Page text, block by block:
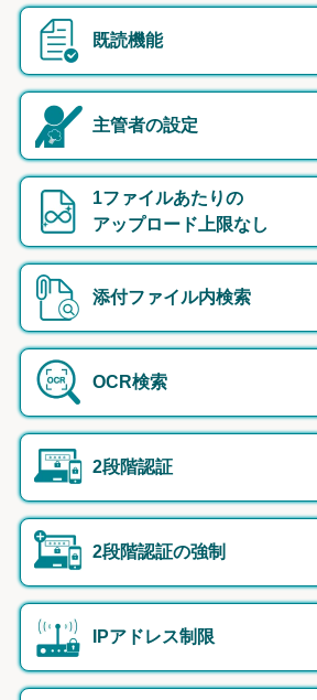
既読機能
主管者の設定
1ファイルあたりの
アップロード上限なし
添付ファイル内検索
OCR検索
2段階認証
2段階認証の強制
IPアドレス制限